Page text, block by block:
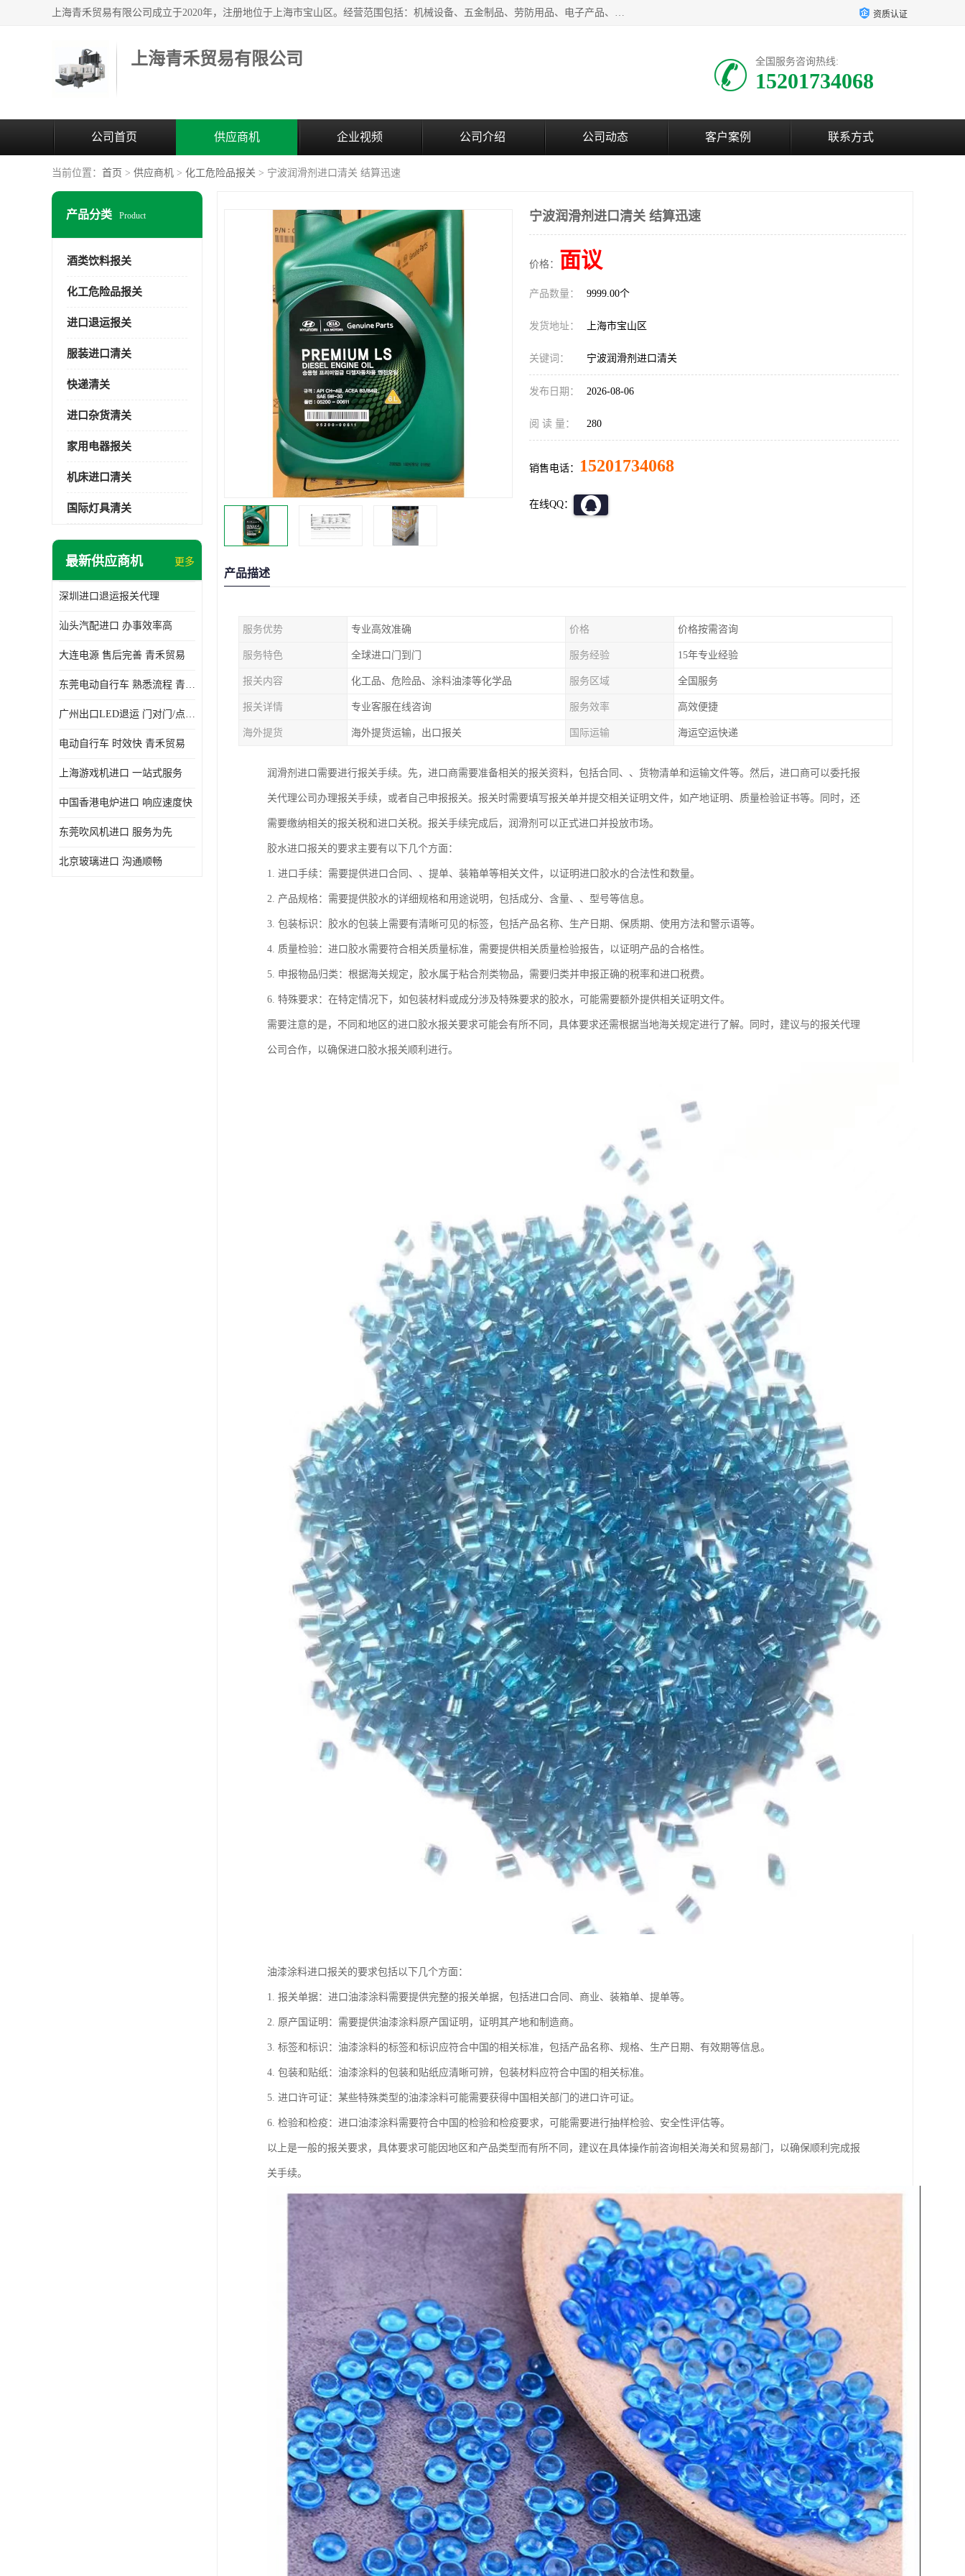
上海青禾贸易有限公司成立于2020年，注册地位于上海市宝山区。经营范围包括：机械设备、五金制品、劳防用品、电子产品、塑胶制品、家具、模具、纺织品、仪器仪表、建筑材料、装饰材料、化工产品、金属制品、机车配件等货物进出口报关、清关服务。 资质认证
上海青禾贸易有限公司 全国服务咨询热线:
15201734068
公司首页 供应商机 企业视频 公司介绍 公司动态 客户案例 联系方式
当前位置： 首页 > 供应商机 > 化工危险品报关 > 宁波润滑剂进口清关 结算迅速
产品分类 Product
酒类饮料报关
化工危险品报关
进口退运报关
服装进口清关
快递清关
进口杂货清关
家用电器报关
机床进口清关
国际灯具清关
最新供应商机 更多
深圳进口退运报关代理
汕头汽配进口 办事效率高
大连电源 售后完善 青禾贸易
东莞电动自行车 熟悉流程 青禾贸易
广州出口LED退运 门对门/点对点
电动自行车 时效快 青禾贸易
上海游戏机进口 一站式服务
中国香港电炉进口 响应速度快
东莞吹风机进口 服务为先
北京玻璃进口 沟通顺畅
宁波润滑剂进口清关 结算迅速
价格： 面议
产品数量： 9999.00个
发货地址： 上海市宝山区
关键词： 宁波润滑剂进口清关
发布日期： 2026-08-06
阅 读 量： 280
销售电话： 15201734068
在线QQ：
产品描述
服务优势 专业高效准确 价格 价格按需咨询
服务特色 全球进口门到门 服务经验 15年专业经验
报关内容 化工品、危险品、涂料油漆等化学品 服务区域 全国服务
报关详情 专业客服在线咨询 服务效率 高效便捷
海外提货 海外提货运输，出口报关 国际运输 海运空运快递
润滑剂进口需要进行报关手续。先，进口商需要准备相关的报关资料，包括合同、、货物清单和运输文件等。然后，进口商可以委托报
关代理公司办理报关手续，或者自己申报报关。报关时需要填写报关单并提交相关证明文件，如产地证明、质量检验证书等。同时，还
需要缴纳相关的报关税和进口关税。报关手续完成后，润滑剂可以正式进口并投放市场。
胶水进口报关的要求主要有以下几个方面：
1. 进口手续：需要提供进口合同、、提单、装箱单等相关文件，以证明进口胶水的合法性和数量。
2. 产品规格：需要提供胶水的详细规格和用途说明，包括成分、含量、、型号等信息。
3. 包装标识：胶水的包装上需要有清晰可见的标签，包括产品名称、生产日期、保质期、使用方法和警示语等。
4. 质量检验：进口胶水需要符合相关质量标准，需要提供相关质量检验报告，以证明产品的合格性。
5. 申报物品归类：根据海关规定，胶水属于粘合剂类物品，需要归类并申报正确的税率和进口税费。
6. 特殊要求：在特定情况下，如包装材料或成分涉及特殊要求的胶水，可能需要额外提供相关证明文件。
需要注意的是，不同和地区的进口胶水报关要求可能会有所不同，具体要求还需根据当地海关规定进行了解。同时，建议与的报关代理
公司合作，以确保进口胶水报关顺利进行。
油漆涂料进口报关的要求包括以下几个方面：
1. 报关单据：进口油漆涂料需要提供完整的报关单据，包括进口合同、商业、装箱单、提单等。
2. 原产国证明：需要提供油漆涂料原产国证明，证明其产地和制造商。
3. 标签和标识：油漆涂料的标签和标识应符合中国的相关标准，包括产品名称、规格、生产日期、有效期等信息。
4. 包装和贴纸：油漆涂料的包装和贴纸应清晰可辨，包装材料应符合中国的相关标准。
5. 进口许可证：某些特殊类型的油漆涂料可能需要获得中国相关部门的进口许可证。
6. 检验和检疫：进口油漆涂料需要符合中国的检验和检疫要求，可能需要进行抽样检验、安全性评估等。
以上是一般的报关要求，具体要求可能因地区和产品类型而有所不同，建议在具体操作前咨询相关海关和贸易部门，以确保顺利完成报
关手续。